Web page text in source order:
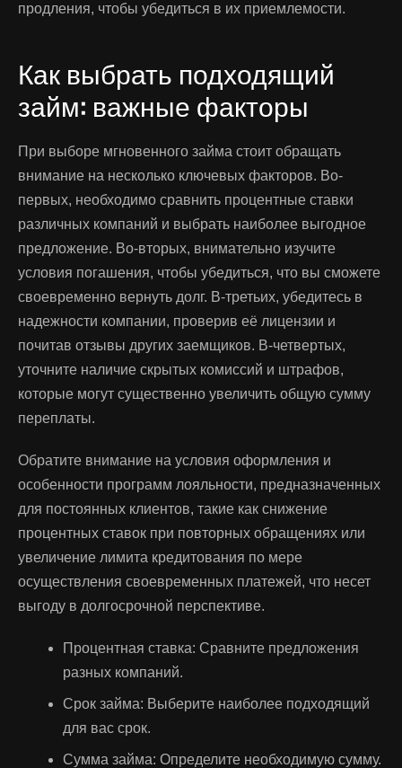
продления, чтобы убедиться в их приемлемости.
Как выбрать подходящий
займ: важные факторы
При выборе мгновенного займа стоит обращать
внимание на несколько ключевых факторов. Во-
первых, необходимо сравнить процентные ставки
различных компаний и выбрать наиболее выгодное
предложение. Во-вторых, внимательно изучите
условия погашения, чтобы убедиться, что вы сможете
своевременно вернуть долг. В-третьих, убедитесь в
надежности компании, проверив её лицензии и
почитав отзывы других заемщиков. В-четвертых,
уточните наличие скрытых комиссий и штрафов,
которые могут существенно увеличить общую сумму
переплаты.
Обратите внимание на условия оформления и
особенности программ лояльности, предназначенных
для постоянных клиентов, такие как снижение
процентных ставок при повторных обращениях или
увеличение лимита кредитования по мере
осуществления своевременных платежей, что несет
выгоду в долгосрочной перспективе.
Процентная ставка: Сравните предложения
разных компаний.
Срок займа: Выберите наиболее подходящий
для вас срок.
Сумма займа: Определите необходимую сумму.